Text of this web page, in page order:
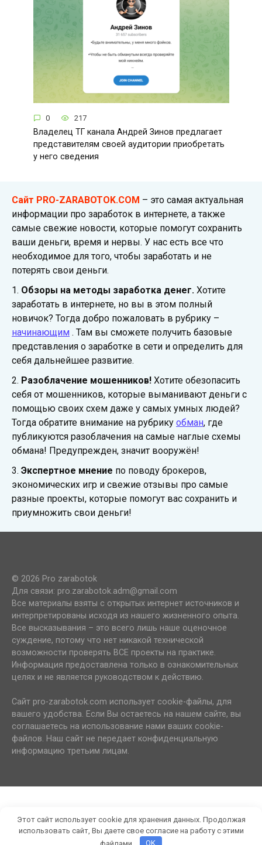
0 217
Владелец ТГ канала Андрей Зинов предлагает
представителям своей аудитории приобретать
у него сведения
Сайт PRO-ZARABOTOK.COM – это самая актуальная
информации про заработок в интернете, а также
самые свежие новости, которые помогут сохранить
ваши деньги, время и нервы. У нас есть все что
необходимое для того, чтобы заработать и не
потерять свои деньги.
1. Обзоры на методы заработка денег. Хотите
заработать в интернете, но вы в этом полный
новичок? Тогда добро пожаловать в рубрику –
начинающим . Там вы сможете получить базовые
представления о заработке в сети и определить для
себя дальнейшее развитие.
2. Разоблачение мошенников! Хотите обезопасить
себя от мошенников, которые выманивают деньги с
помощью своих схем даже у самых умных людей?
Тогда обратите внимание на рубрику обман, где
публикуются разоблачения на самые наглые схемы
обмана! Предупрежден, значит вооружён!
3. Экспертное мнение по поводу брокеров,
экономических игр и свежие отзывы про самые
разные проекты, которые помогут вас сохранить и
приумножить свои деньги!
© 2026 Pro zarabotok
Для связи: pro.zarabotok.adm@gmail.com
Все материалы взяты с открытых интернет источников и
интерпретированы исходя из нашего жизненного опыта.
Все высказывания – это всего лишь наше оценочное
суждение, потому что нет никакой технической
возможности проверять ВСЕ проекты на практике.
Информация предоставлена только в ознакомительных
целях и не является руководством к действию.
Сайт pro-zarabotok.com использует cookie-файлы, для
вашего удобства. Если Вы остаетесь на нашем сайте, вы
соглашаетесь на использование нами ваших cookie-
файлов. Наш сайт не передает конфиденциальную
информацию третьим лицам.
Этот сайт использует cookie для хранения данных. Продолжая
использовать сайт, Вы даете свое согласие на работу с этими
файлами.
OK